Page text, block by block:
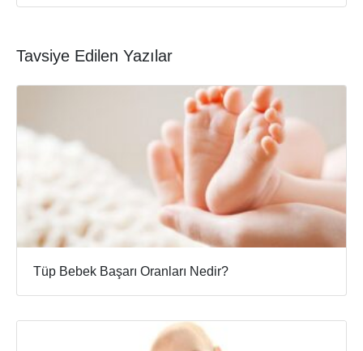
Tavsiye Edilen Yazılar
Tüp Bebek Başarı Oranları Nedir?